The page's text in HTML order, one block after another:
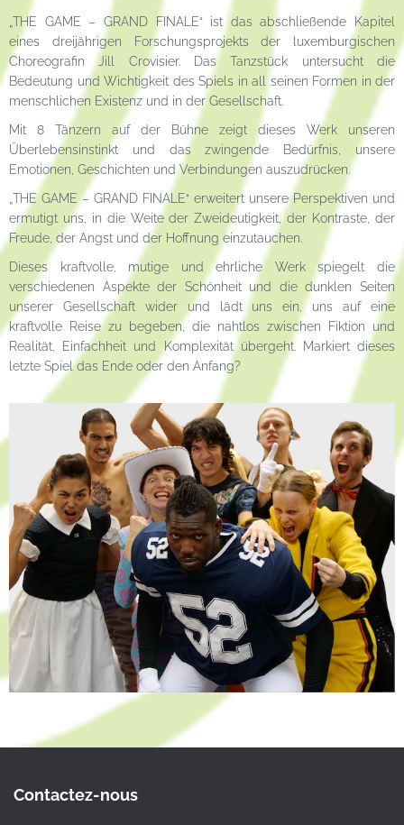
„THE GAME – GRAND FINALE“ ist das abschließende Kapitel
eines dreijährigen Forschungsprojekts der luxemburgischen
Choreografin Jill Crovisier. Das Tanzstück untersucht die
Bedeutung und Wichtigkeit des Spiels in all seinen Formen in der
menschlichen Existenz und in der Gesellschaft.
Mit 8 Tänzern auf der Bühne zeigt dieses Werk unseren
Überlebensinstinkt und das zwingende Bedürfnis, unsere
Emotionen, Geschichten und Verbindungen auszudrücken.
„THE GAME – GRAND FINALE“ erweitert unsere Perspektiven und
ermutigt uns, in die Weite der Zweideutigkeit, der Kontraste, der
Freude, der Angst und der Hoffnung einzutauchen.
Dieses kraftvolle, mutige und ehrliche Werk spiegelt die
verschiedenen Aspekte der Schönheit und die dunklen Seiten
unserer Gesellschaft wider und lädt uns ein, uns auf eine
kraftvolle Reise zu begeben, die nahtlos zwischen Fiktion und
Realität, Einfachheit und Komplexität übergeht. Markiert dieses
letzte Spiel das Ende oder den Anfang?
Contactez-nous